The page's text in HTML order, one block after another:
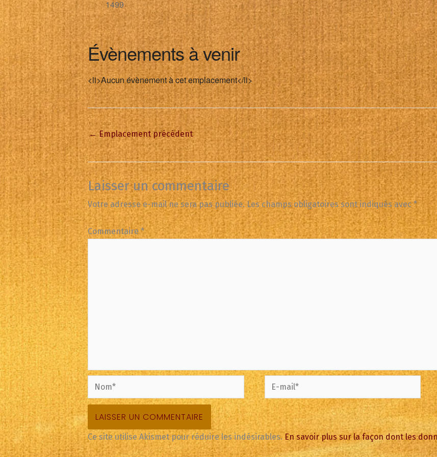
1499
Évènements à venir
<li>Aucun évènement à cet emplacement</li>
←Emplacement précédent
Laisser un commentaire
Votre adresse e-mail ne sera pas publiée. Les champs obligatoires sont indiqués avec*
Commentaire*
Nom*
E-
mail*
Ce site utilise Akismet pour réduire les indésirables.En savoir plus sur la façon dont les